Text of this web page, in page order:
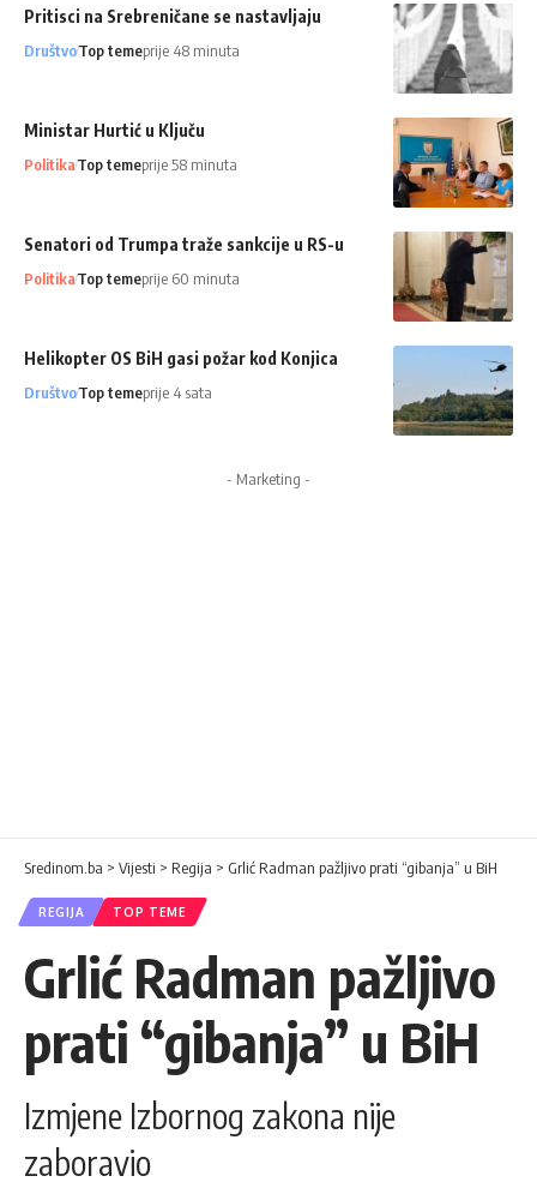
Pritisci na Srebreničane se nastavljaju
DruštvoTop temeprije 48 minuta
Ministar Hurtić u Ključu
PolitikaTop temeprije 58 minuta
Senatori od Trumpa traže sankcije u RS-u
PolitikaTop temeprije 60 minuta
Helikopter OS BiH gasi požar kod Konjica
DruštvoTop temeprije 4 sata
- Marketing -
Sredinom.ba > Vijesti > Regija > Grlić Radman pažljivo prati “gibanja” u BiH
REGIJA TOP TEME
Grlić Radman pažljivo
prati “gibanja” u BiH
Izmjene Izbornog zakona nije
zaboravio